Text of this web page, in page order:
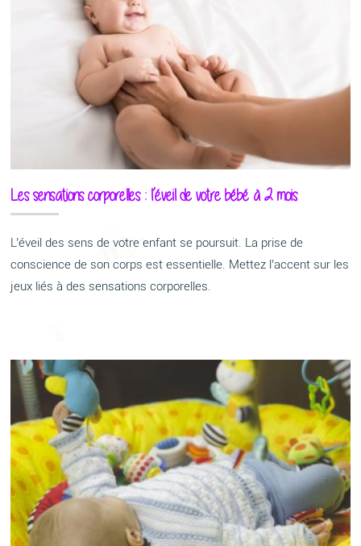
Les sensations corporelles : l’éveil de votre bébé à 2 mois
L’éveil des sens de votre enfant se poursuit. La prise de
conscience de son corps est essentielle. Mettez l’accent sur les
jeux liés à des sensations corporelles.